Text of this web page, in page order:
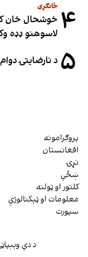
۴ ځانګړی
خوشحال خان
لاسوهنو ډډه
۵ د نارضایتۍ
پروګرامونه
افغانستان
نړۍ
ښځې
کلتور او ټولنه
معلومات او ټېکنالوژي
سپورت
د دې